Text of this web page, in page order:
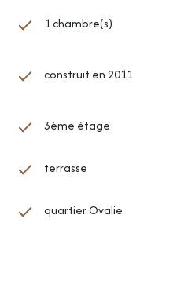
1 chambre(s)
construit en 2011
3ème étage
terrasse
quartier Ovalie